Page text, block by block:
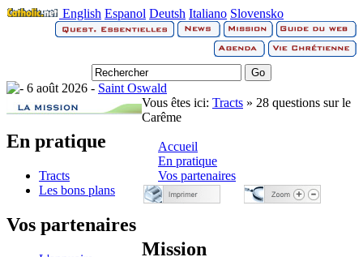
English Espanol Deutsh Italiano Slovensko
6 août 2026 - Saint Oswald
En pratique
Tracts
Les bons plans
Vos partenaires
Vous êtes ici: Tracts » 28 questions sur le
Carême
Accueil
En pratique
Vos partenaires
Mission